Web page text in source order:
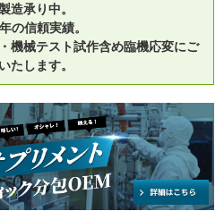
造承り中。
の信頼実績。
機械テスト試作含め臨機応変にご
たします。